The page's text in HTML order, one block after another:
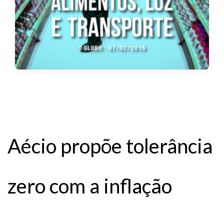
Aécio propõe tolerância
zero com a inflação